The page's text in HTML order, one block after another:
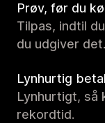
Prøv, før du
Tilpas, indtil
du udgiver det.
Lynhurtig
Lynhurtigt, så
rekordtid.